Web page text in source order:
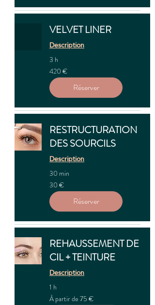
VELVET LINER
Description
3 h
420
euros
420 €
Réserver
RESTRUCTURATION
DES SOURCILS
Description
30 min
30
euros
30 €
Réserver
REHAUSSEMENT DE
CIL + TEINTURE
Description
1 h
À
partir
À partir de 75 €